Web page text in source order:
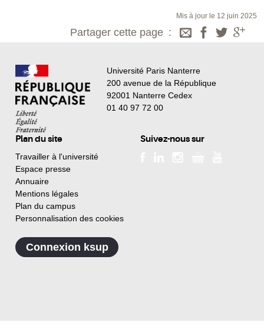
Mis à jour le 12 juin 2025
Partager cette page
Université Paris Nanterre
200 avenue de la République
92001 Nanterre Cedex
01 40 97 72 00
Plan du site
Travailler à l'université
Espace presse
Annuaire
Mentions légales
Plan du campus
Personnalisation des cookies
Suivez-nous sur
Connexion ksup